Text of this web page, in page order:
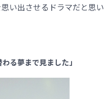
い出させるドラマだと思い
る夢まで見ました」